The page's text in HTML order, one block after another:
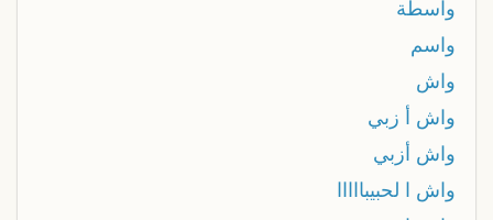
واسطة
واسم
واش
واش أ زبي
واش أزبي
واش ا لحبيبااااا